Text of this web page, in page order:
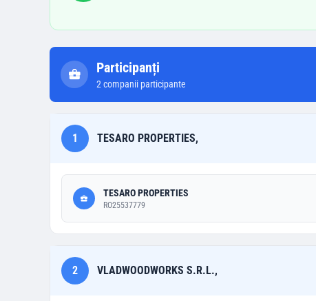
Participanți
2 companii participante
1 TESARO PROPERTIES,
TESARO PROPERTIES
RO25537779
2 VLADWOODWORKS S.R.L.,